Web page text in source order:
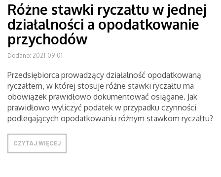
Różne stawki ryczałtu w jednej
działalności a opodatkowanie
przychodów
Dodano: 2021-09-01
Przedsiębiorca prowadzący działalność opodatkowaną
ryczałtem, w której stosuje różne stawki ryczałtu ma
obowiązek prawidłowo dokumentować osiągane. Jak
prawidłowo wyliczyć podatek w przypadku czynności
podlegających opodatkowaniu różnym stawkom ryczałtu?
CZYTAJ WIĘCEJ